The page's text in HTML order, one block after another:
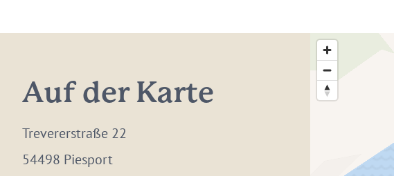
Auf der Karte
Trevererstraße 22
54498 Piesport